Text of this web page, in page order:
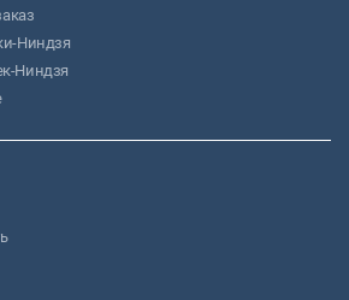
Ниндзя
Ниндзя